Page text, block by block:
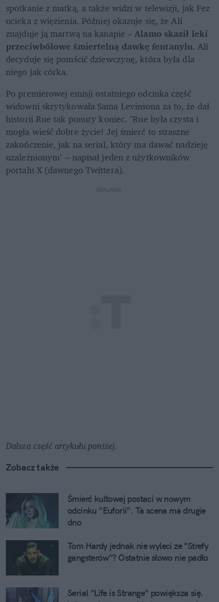
spotkanie z matką, a także widzi w telewizji, jak Fez
ucieka z więzienia. Później okazuje się, że Ali
znajduje ją martwą na kanapie – Alamo skaził leki
przeciwbólowe śmiertelną dawkę fentanylu. Ali
decyduje się pomścić dziewczynę, która była dla
niego jak córka.
Po premierowej emisji ostatniego odcinka część
widowni skrytykowała Sama Levinsona za to, że dał
historii Rue tak ponury koniec. "Rue była czysta i
mogła wieść dobre życie! Jej śmierć to straszne
zakończenie, jak na serial, który ma dawać nadzieję
uzależnionym" – napisał jeden z użytkowników
portalu X (dawnego Twittera).
REKLAMA
Dalsza część artykułu poniżej.
Zobacz także
Śmierć kultowej postaci w nowym
odcinku "Euforii". Ta scena ma drugie
dno
Tom Hardy jednak nie wyleci ze "Strefy
gangsterów"? Ostatnie słowo nie padło
Serial "Life is Strange" powiększa się.